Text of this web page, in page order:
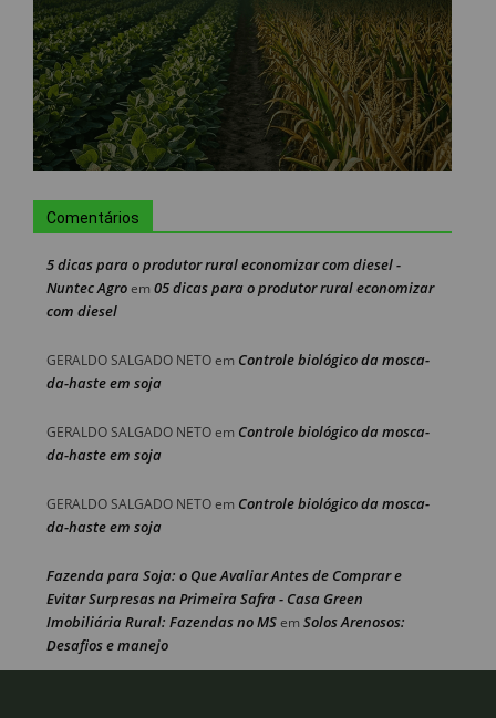
Comentários
5 dicas para o produtor rural economizar com diesel -
Nuntec Agroem 05 dicas para o produtor rural economizar
com diesel
GERALDO SALGADO NETOem Controle biológico da mosca-
da-haste em soja
GERALDO SALGADO NETOem Controle biológico da mosca-
da-haste em soja
GERALDO SALGADO NETOem Controle biológico da mosca-
da-haste em soja
Fazenda para Soja: o Que Avaliar Antes de Comprar e
Evitar Surpresas na Primeira Safra - Casa Green
Imobiliária Rural: Fazendas no MSem Solos Arenosos:
Desafios e manejo